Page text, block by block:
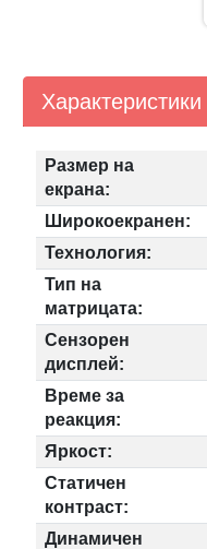
Характеристики
Размер на
екрана:
Широкоекранен:
Технология:
Тип на
матрицата:
Сензорен
дисплей:
Време за
реакция:
Яркост:
Статичен
контраст:
Динамичен